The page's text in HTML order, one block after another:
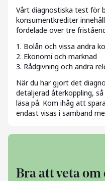
Vårt diagnostiska test för
konsumentkrediter
fördelade över tre
1. Bolån och vissa andra
2. Ekonomi och marknad
3. Rådgivning och andra
När du har gjort det
detaljerad återkoppling,
läsa på. Kom ihåg att
endast visas i samband
Bra att veta